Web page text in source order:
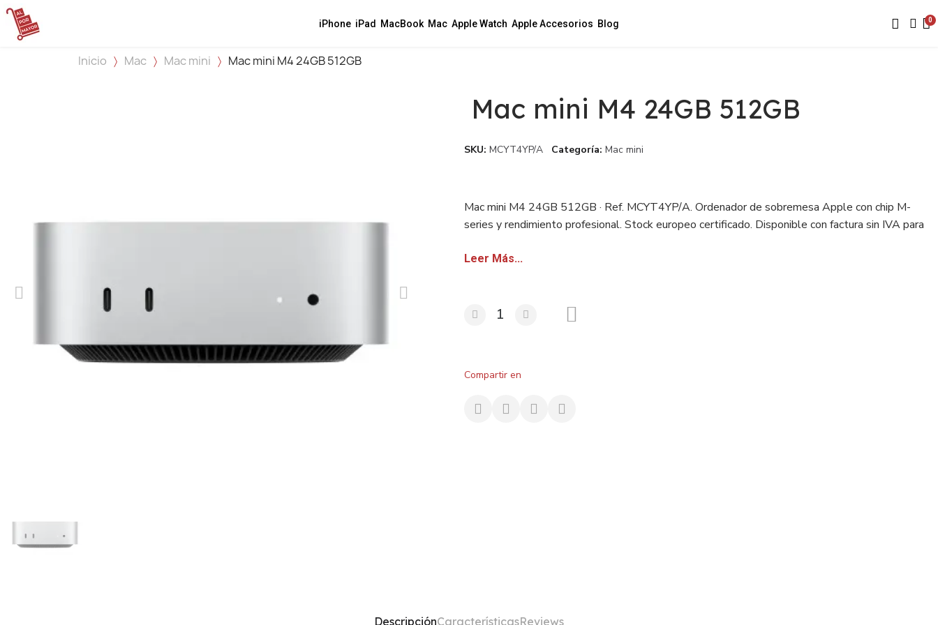
iPhone iPad MacBook Mac Apple Watch Apple Accesorios Blog
Inicio Mac Mac mini Mac mini M4 24GB 512GB
Mac mini M4 24GB 512GB
SKU MCYT4YP/A Categoría Mac mini
Mac mini M4 24GB 512GB · Ref. MCYT4YP/A. Ordenador de sobremesa Apple con chip M-
series y rendimiento profesional. Stock europeo certificado. Disponible con factura sin IVA para
Leer Más...
Compartir en
DescripciónCaracterísticasReviews